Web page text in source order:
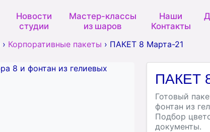
Новости
студии
Мастер-классы
из шаров
Наши
Контакты
› Корпоративные пакеты › ПАКЕТ 8 Марта-21
ПАКЕТ
Готовый
фонтан из
Подбор
документы.